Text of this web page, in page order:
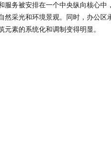
服务被安排在一个中央纵向核心中
然采光和环境景观。同时，办公区
素的系统化和调制变得明显。